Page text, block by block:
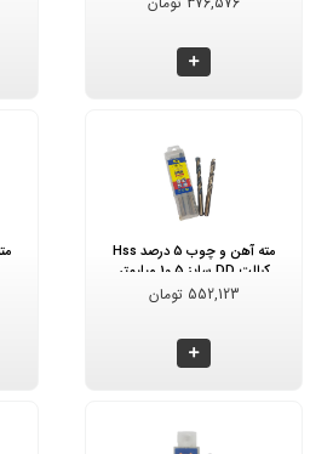
مته آهن و چوب 5 درصد Hss
کبالت DD سایز 10.5 میلیمتر
552,123 تومان